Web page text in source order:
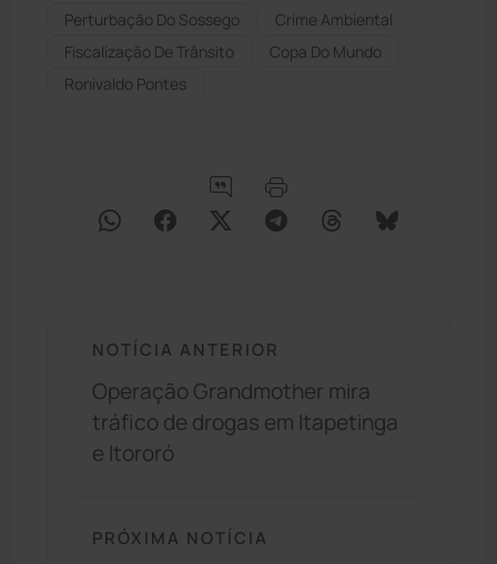
Perturbação Do Sossego
Crime Ambiental
Fiscalização De Trânsito
Copa Do Mundo
Ronivaldo Pontes
NOTÍCIA ANTERIOR
Operação Grandmother mira
tráfico de drogas em Itapetinga
e Itororó
PRÓXIMA NOTÍCIA